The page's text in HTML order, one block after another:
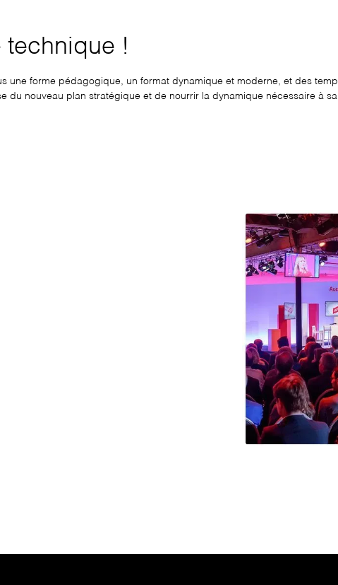
technique !
une forme pédagogique, un format dynamique et moderne, et des
du nouveau plan stratégique et de nourrir la dynamique nécessaire à